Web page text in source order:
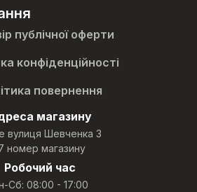
публічної оферти
конфіденційності
повернення
магазину
вулиця Шевченка 3
номер магазину
Робочий час
Сб: 08:00 - 17:00